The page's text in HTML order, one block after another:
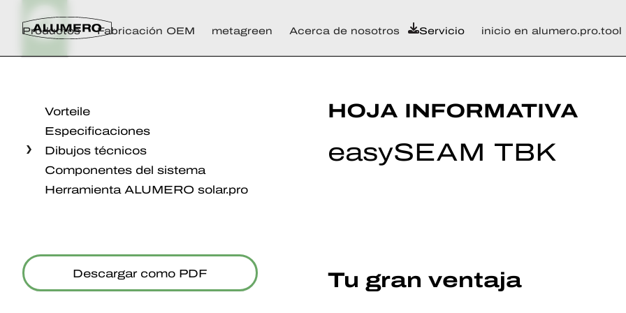
Productos Fabricación OEM metagreen Acerca de nosotros Servicio inicio en alumero.pro.tool
Vorteile
Especificaciones
Dibujos técnicos
Componentes del sistema
Herramienta ALUMERO solar.pro
Descargar como PDF
HOJA INFORMATIVA
easySEAM TBK
Tu gran ventaja